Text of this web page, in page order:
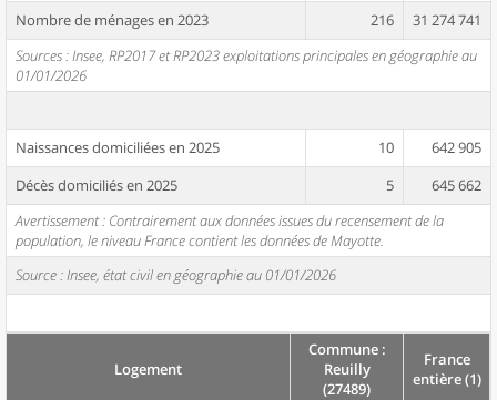
Nombre de ménages en 2023 216
31 274 741
Sources : Insee, RP2017 et RP2023 exploitations principales en géographie au
01/01/2026
Naissances domiciliées en 2025 10
642 905
Décès domiciliés en 2025
5
645 662
Avertissement : Contrairement aux données issues du recensement de la
population, le niveau France contient les données de Mayotte.
Source : Insee, état civil en géographie au 01/01/2026
Logement
Commune :
Reuilly
(27489)
France
entière (1)